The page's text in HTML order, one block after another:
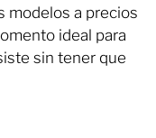
modelos a precios
ideal para
sin tener que